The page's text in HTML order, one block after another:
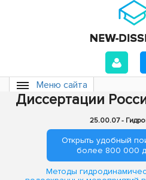
Меню сайта
Диссертации
25.00.07 -
Открыть удобный
более 800 000
Методы